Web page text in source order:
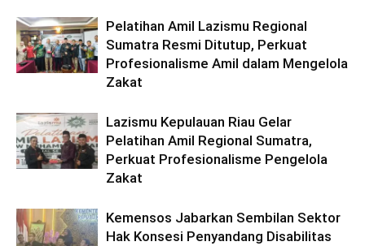
Pelatihan Amil Lazismu Regional
Sumatra Resmi Ditutup, Perkuat
Profesionalisme Amil dalam Mengelola
Zakat
Lazismu Kepulauan Riau Gelar
Pelatihan Amil Regional Sumatra,
Perkuat Profesionalisme Pengelola
Zakat
Kemensos Jabarkan Sembilan Sektor
Hak Konsesi Penyandang Disabilitas